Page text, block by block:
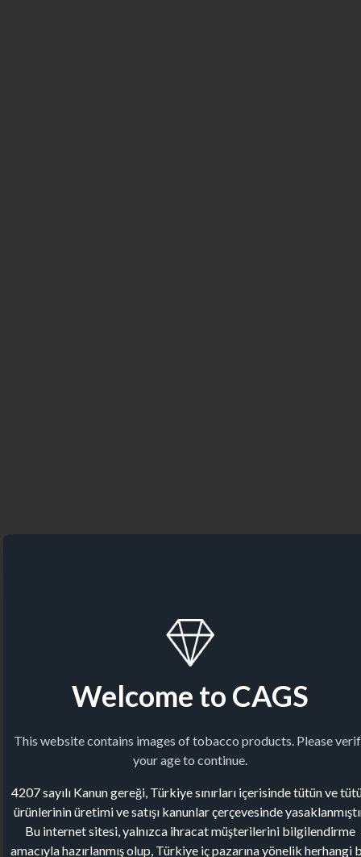
Welcome to CAGS
This website contains images of tobacco products. Please
your age to continue.
4207 sayılı Kanun gereği, Türkiye sınırları içerisinde tütün ve
ürünlerinin üretimi ve satışı kanunlar çerçevesinde
Bu internet sitesi, yalnızca ihracat müşterilerini bilgilendirme
amacıyla hazırlanmış olup, Türkiye iç pazarına yönelik herhangi